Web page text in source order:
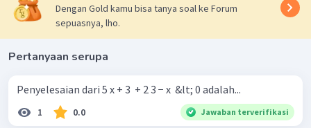
Dengan Gold kamu bisa tanya soal ke Forum
sepuasnya, lho.
Pertanyaan serupa
Penyelesaian dari 5 x + 3 ​ + 2 3 − x ​ &lt; 0 adalah...
1 0.0 Jawaban terverifikasi